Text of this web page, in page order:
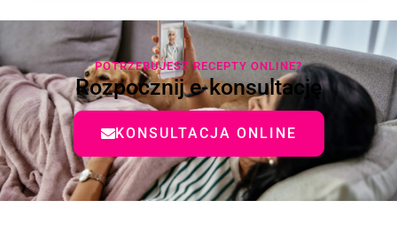
POTRZEBUJESZ RECEPTY ONLINE?
Rozpocznij e-konsultację
KONSULTACJA ONLINE